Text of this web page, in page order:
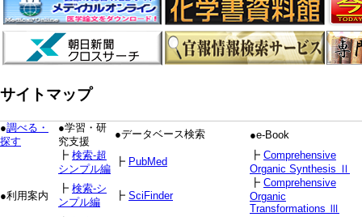
サイトマップ
●調べる・
探す
●学習・研
究支援
●データベース検索
●e-Book
┣ 検索-超
シンプル編
┣ PubMed
┣ Comprehensive
Organic Synthesis Ⅱ
●利用案内
┣ 検索-シ
ンプル編
┣ SciFinder
┣ Comprehensive
Organic
Transformations Ⅲ